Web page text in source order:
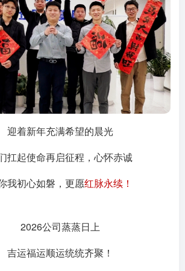
迎着新年充满希望的晨光
扛起使命再启征程，心怀赤诚
我初心如磐，更愿红脉永续！
2026公司蒸蒸日上
吉运福运顺运统统齐聚！